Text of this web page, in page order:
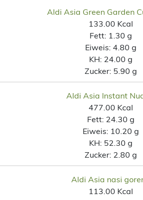
Aldi Asia Green Garden
133.00 Kcal
Fett: 1.30 g
Eiweis: 4.80 g
KH: 24.00 g
Zucker: 5.90 g
Aldi Asia Instant
477.00 Kcal
Fett: 24.30 g
Eiweis: 10.20 g
KH: 52.30 g
Zucker: 2.80 g
Aldi Asia nasi
113.00 Kcal